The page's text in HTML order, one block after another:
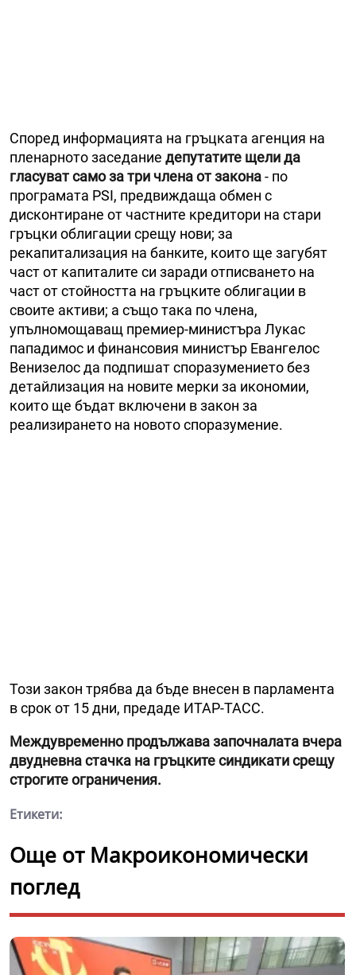
Според информацията на гръцката агенция на
пленарното заседание депутатите щели да
гласуват само за три члена от закона- по
програмата PSI, предвиждаща обмен с
дисконтиране от частните кредитори на стари
гръцки облигации срещу нови; за
рекапитализация на банките, които ще загубят
част от капиталите си заради отписването на
част от стойността на гръцките облигации в
своите активи; а също така по члена,
упълномощаващ премиер-министъра Лукас
пападимос и финансовия министър Евангелос
Венизелос да подпишат споразумението без
детайлизация на новите мерки за икономии,
които ще бъдат включени в закон за
реализирането на новото споразумение.
Този закон трябва да бъде внесен в парламента
в срок от 15 дни, предаде ИТАР-ТАСС.
Междувременно продължава започналата вчера
двудневна стачка на гръцките синдикати срещу
строгите ограничения.
Етикети:
Още от Макроикономически
поглед